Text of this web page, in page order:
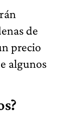
de
precio
algunos